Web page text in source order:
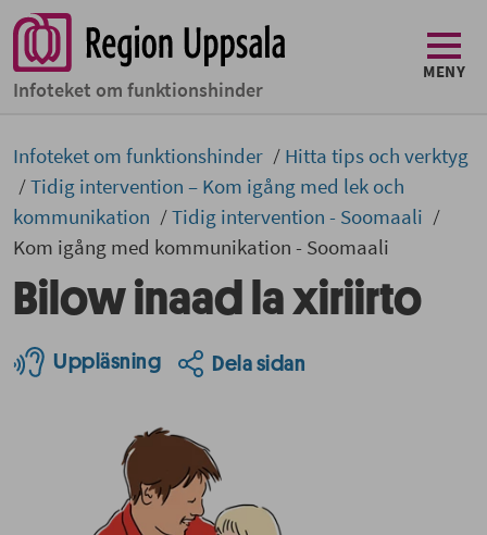
Infoteket om funktionshinder
MENY
Infoteket om funktionshinder
Hitta tips och verktyg
Tidig intervention – Kom igång med lek och
kommunikation
Tidig intervention - Soomaali
Kom igång med kommunikation - Soomaali
Bilow inaad la xiriirto
Uppläsning Dela sidan